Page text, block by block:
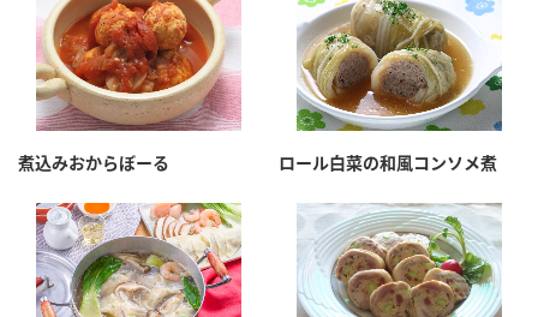
検索
業務用サイト ミツカングループについて 製造所固有記号一覧
煮込みおからぼーる ロール白菜の和風コンソメ煮